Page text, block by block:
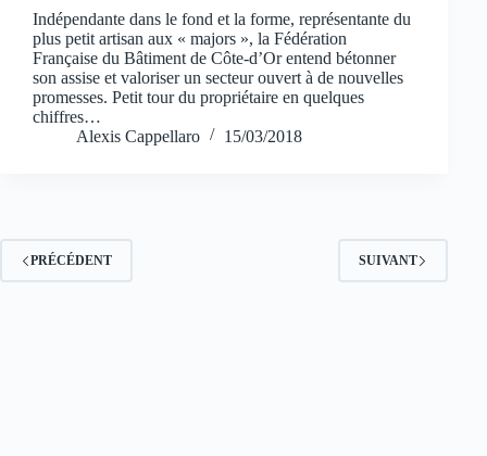
Indépendante dans le fond et la forme, représentante du
plus petit artisan aux « majors », la Fédération
Française du Bâtiment de Côte-d’Or entend bétonner
son assise et valoriser un secteur ouvert à de nouvelles
promesses. Petit tour du propriétaire en quelques
chiffres…
Alexis Cappellaro
15/03/2018
PRÉCÉDENT SUIVANT